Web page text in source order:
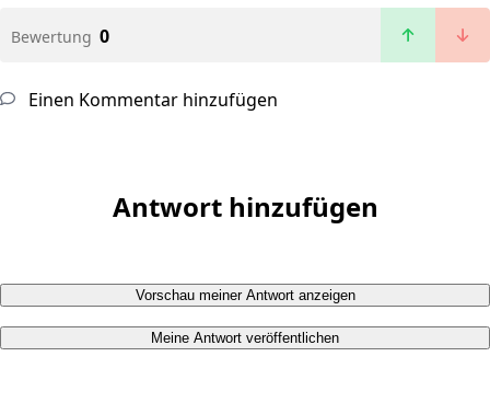
Bewertung 0
Einen Kommentar hinzufügen
Antwort hinzufügen
Vorschau meiner Antwort anzeigen
Meine Antwort veröffentlichen